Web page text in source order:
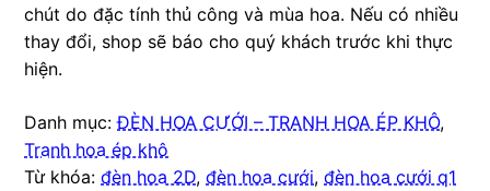
chút do đặc tính thủ công và mùa hoa. Nếu có nhiều
thay đổi, shop sẽ báo cho quý khách trước khi thực
hiện.
Danh mục:ĐÈN HOA CƯỚI – TRANH HOA ÉP KHÔ,
Tranh hoa ép khô
Từ khóa:đèn hoa 2D,đèn hoa cưới,đèn hoa cưới q1